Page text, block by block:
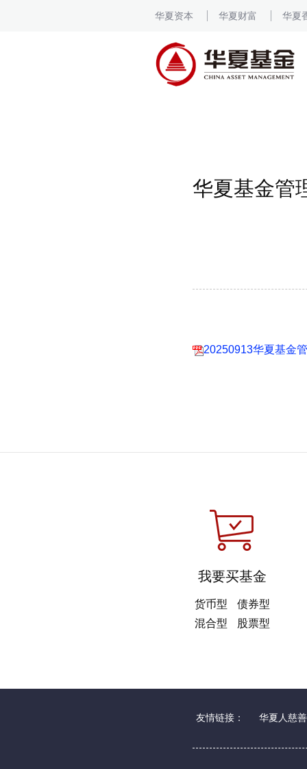
华夏资本 华夏财富 华夏
华夏基金管
20250913华夏基金
我要买基金
货币型
债券型
混合型
股票型
友情链接： 华夏人慈